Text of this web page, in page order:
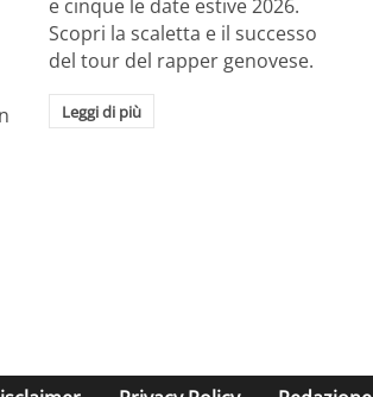
e cinque le date estive 2026.
Scopri la scaletta e il successo
del tour del rapper genovese.
Leggi di più